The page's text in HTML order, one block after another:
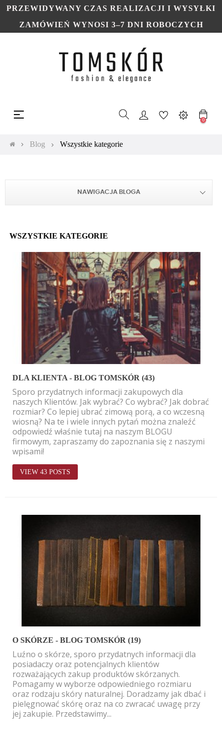
PRZEWIDYWANY CZAS REALIZACJI I WYSYŁKI
ZAMÓWIEŃ WYNOSI 3–7 DNI ROBOCZYCH
Toggle
navigation
☰
0
Blog Wszystkie kategorie
NAWIGACJA BLOGA
WSZYSTKIE KATEGORIE
DLA KLIENTA - BLOG TOMSKÓR (43)
Sporo przydatnych informacji zakupowych dla
naszych Klientów. Jak wybrać? Co wybrać? Jak dobrać
rozmiar? Co lepiej ubrać zimową porą, a co wczesną
wiosną? Na te i wiele innych pytań można znaleźć
odpowiedź właśnie tutaj na naszym BLOGU
firmowym, zapraszamy do zapoznania się z naszymi
wpisami!
VIEW 43 POSTS
O SKÓRZE - BLOG TOMSKÓR (19)
Luźno o skórze, sporo przydatnych informacji dla
posiadaczy oraz potencjalnych klientów
rozważających zakup produktów skórzanych.
Pomagamy w wyborze odpowiedniego rozmiaru
oraz rodzaju skóry naturalnej. Doradzamy jak dbać i
pielęgnować skórę oraz na co zwracać uwagę przy
jej zakupie. Przedstawimy...